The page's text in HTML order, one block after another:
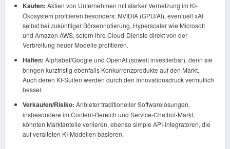
Kaufen: Aktien von Unternehmen mit starker Vernetzung im KI-
Ökosystem profitieren besonders: NVIDIA (GPU/AI), eventuell xAI
selbst bei zukünftiger Börsennotierung, Hyperscaler wie Microsoft
und Amazon AWS, sofern ihre Cloud-Dienste direkt von der
Verbreitung neuer Modelle profitieren.
Halten: Alphabet/Google und OpenAI (soweit investierbar), denn sie
bringen kurzfristig ebenfalls Konkurrenzprodukte auf den Markt.
Auch deren KI-Suiten werden durch den Innovationsdruck vermutlich
besser.
Verkaufen/Risiko: Anbieter traditioneller Softwarelösungen,
insbesondere im Content-Bereich und Service-Chatbot-Markt,
könnten Marktanteile verlieren, ebenso simple API-Integratoren, die
auf veralteten KI-Modellen basieren.